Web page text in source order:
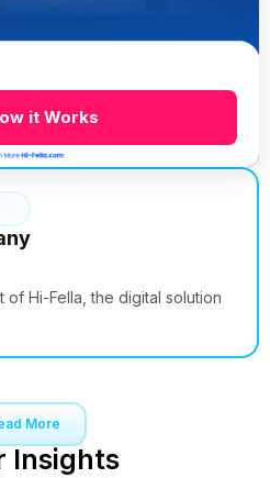
it Works
of Hi-Fella, the digital solution
More
Insights